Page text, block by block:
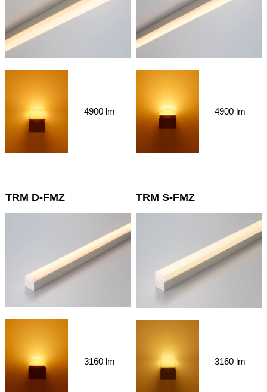
4900 lm 4900 lm
TRM D-FMZ
3160 lm
TRM S-FMZ
3160 lm